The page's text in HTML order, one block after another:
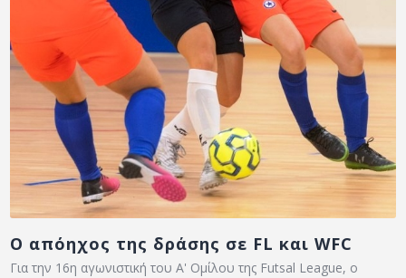
Ο απόηχος της δράσης σε FL και WFC
Για την 16η αγωνιστική του Α' Ομίλου της Futsal League, ο